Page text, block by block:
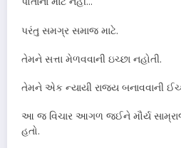
પરંતુ સમગ્ર સમાજ માટે.
તેમને સત્તા મેળવવાની ઇચ્છા નહોતી.
તેમને એક ન્યાયી રાજ્ય બનાવવાની
આ જ વિચાર આગળ જઈને મૌર્ય
હતો.